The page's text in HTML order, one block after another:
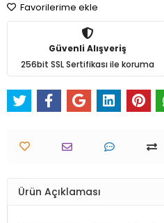
Favorilerime ekle
Güvenli Alışveriş
256bit SSL Sertifikası ile koruma
Ürün Açıklaması